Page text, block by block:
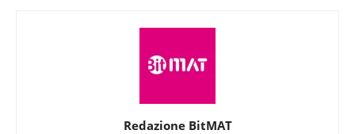
Redazione BitMAT